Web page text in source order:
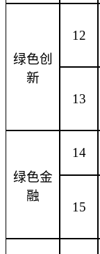
绿色创
新
12
13
绿色金
融
14
15